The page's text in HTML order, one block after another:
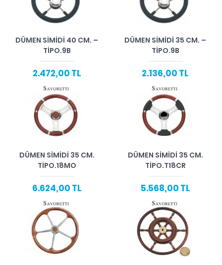
DÜMEN SIMIDI 40 CM. –
TIPO.9B
2.472,00 TL
DÜMEN SIMIDI 35 CM. –
TIPO.9B
2.136,00 TL
DÜMEN SIMIDI 35 CM.
TIPO.18MO
6.624,00 TL
DÜMEN SIMIDI 35 CM.
TIPO.T18CR
5.568,00 TL